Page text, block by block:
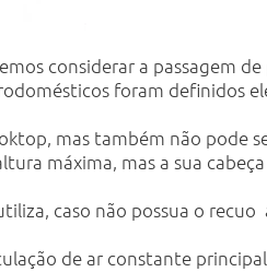
considerar a passagem de
foram definidos
mas também não pode
máxima, mas a sua
caso não possua o
de ar constante